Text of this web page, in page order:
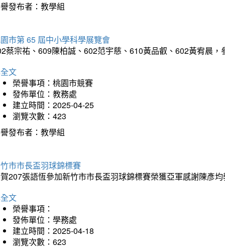
發布者：教學組
市第 65 屆中小學科學展覽會
蔡宗祐、609陳柏誠、602范宇慈、610黃品叡、602黃宥晨
文
榮譽事項：桃園市競賽
發佈單位：教務處
建立時間：2025-04-25
瀏覽次數：423
發布者：教學組
市市長盃羽球錦標賽
207張語恆參加新竹市市長盃羽球錦標賽榮獲亞軍感謝陳彥
文
榮譽事項：
發佈單位：學務處
建立時間：2025-04-18
瀏覽次數：623